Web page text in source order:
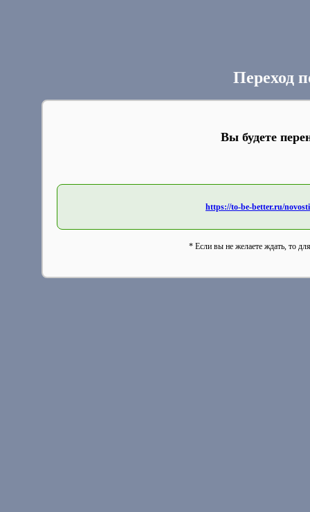
Переход
Вы будете
https://to-be-better.ru/
* Если вы не желаете ждать, то